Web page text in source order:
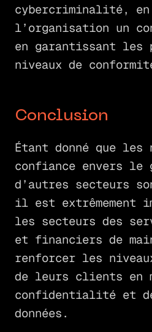
cybercriminalité, en
l’organisation un
en garantissant les
niveaux de
Conclusion
Étant donné que les
confiance envers le
d’autres secteurs
il est extrêmement
les secteurs des
et financiers de
renforcer les
de leurs clients en
confidentialité et
données.